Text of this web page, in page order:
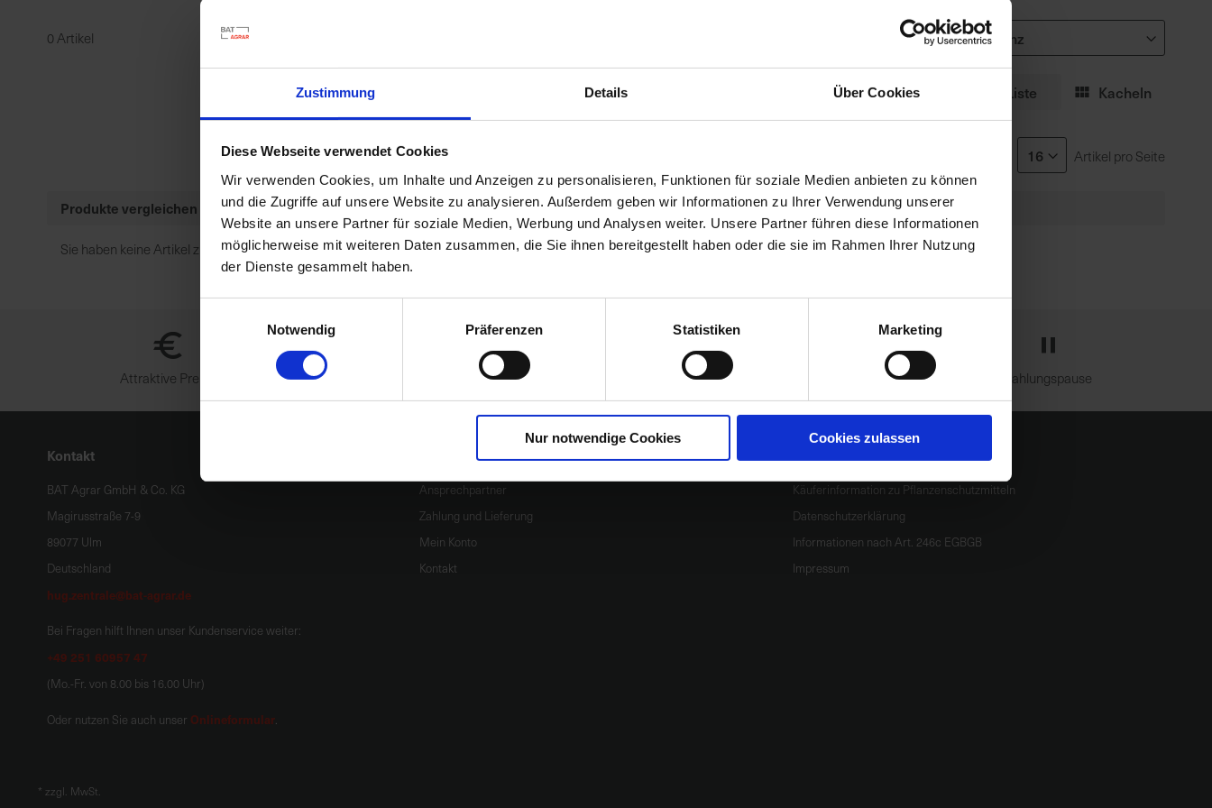
Zustimmung Details Über Cookies
Diese Webseite verwendet Cookies
Wir verwenden Cookies, um Inhalte und Anzeigen zu personalisieren, Funktionen für soziale Medien anbieten zu können
und die Zugriffe auf unsere Website zu analysieren. Außerdem geben wir Informationen zu Ihrer Verwendung unserer
Website an unsere Partner für soziale Medien, Werbung und Analysen weiter. Unsere Partner führen diese Informationen
möglicherweise mit weiteren Daten zusammen, die Sie ihnen bereitgestellt haben oder die sie im Rahmen Ihrer Nutzung
der Dienste gesammelt haben.
Notwendig
Präferenzen Statistiken Marketing
Nur notwendige Cookies Cookies zulassen
Mehr anzeigen
0 Artikel Sortieren nach
Liste Kacheln
Artikel pro Seite
Produkte vergleichen
Sie haben keine Artikel zum Vergleichen.
Attraktive Preise Kompetente Beratung Zahlungspause
Kontakt
BAT Agrar GmbH & Co. KG
Magirusstraße 7-9
89077 Ulm
Deutschland
hug.zentrale@bat-agrar.de
Bei Fragen hilft Ihnen unser Kundenservice weiter:
+49 251 60957 47
(Mo.-Fr. von 8.00 bis 16.00 Uhr)
Oder nutzen Sie auch unser Onlineformular.
Ansprechpartner
Zahlung und Lieferung
Mein Konto
Kontakt
Käuferinformation zu Pflanzenschutzmitteln
Datenschutzerklärung
Informationen nach Art. 246c EGBGB
Impressum
* zzgl. MwSt.